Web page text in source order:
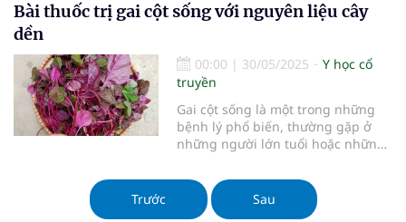
ảnh hưởng đến chất lượng cuộc
thuốc từ ngải cứu đã được sử dụng
rộng rãi trong y học cổ truyền với
tác dụng giảm đau và chống viêm
hiệu quả.
Bài thuốc trị gai cột sống với nguyên liệu cây
dền
00:00 | 30/05/2025
Y học cổ
truyền
Gai cột sống là một trong những
bệnh lý phổ biến, thường gặp ở
những người lớn tuổi hoặc những
trạng này không chỉ gây ra đau
nhức mà còn ảnh hưởng đến chất
lượng cuộc sống của người bệnh.
Trước Sau